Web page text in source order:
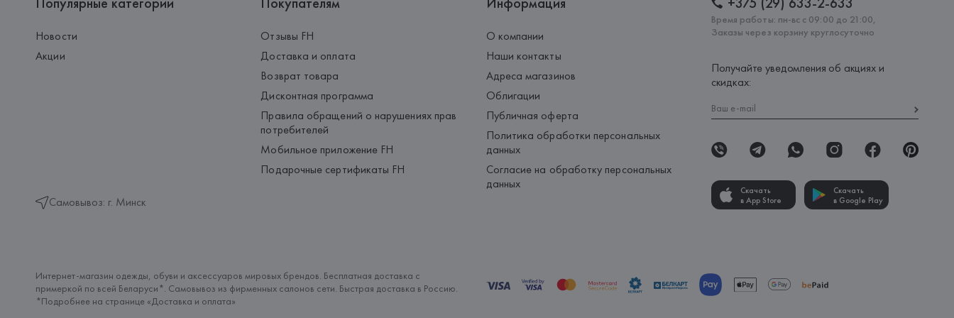
Новости
Акции
Самовывоз: г. Минск
Отзывы FH
Доставка и оплата
Возврат товара
Дисконтная программа
Правила обращений о нарушениях прав
потребителей
Мобильное приложение FH
Подарочные сертификаты FH
О компании
Наши контакты
Адреса магазинов
Облигации
Публичная оферта
Политика обработки персональных
данных
Согласие на обработку персональных
данных
Время работы: пн-вс с 09:00 до 21:00,
Заказы через корзину круглосуточно
Получайте уведомления об акциях и
скидках:
Скачать
в App Store
Скачать
в Google Play
Интернет-магазин одежды, обуви и аксессуаров мировых брендов. Бесплатная доставка с
примеркой по всей Беларуси*. Самовывоз из фирменных салонов сети. Быстрая доставка в Россию.
*Подробнее на странице «Доставка и оплата»